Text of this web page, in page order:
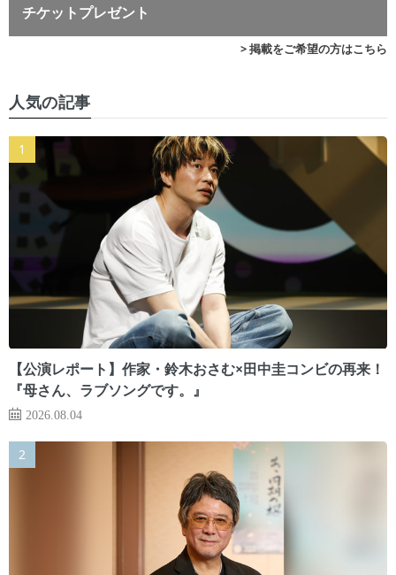
チケットプレゼント
> 掲載をご希望の方はこちら
人気の記事
【公演レポート】作家・鈴木おさむ×田中圭コンビの再来！
『母さん、ラブソングです。』
2026.08.04